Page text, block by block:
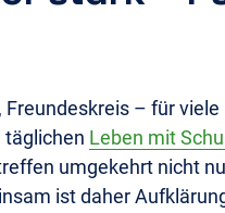
– für
täglichen Leben mit
umgekehrt nicht
ist daher